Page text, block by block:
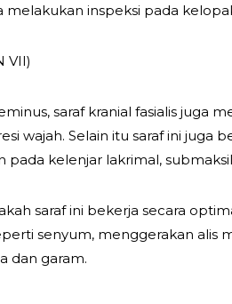
melakukan inspeksi pada
VII)
saraf kranial fasialis juga
wajah. Selain itu saraf ini juga
pada kelenjar lakrimal,
saraf ini bekerja secara
senyum, menggerakan
dan garam.